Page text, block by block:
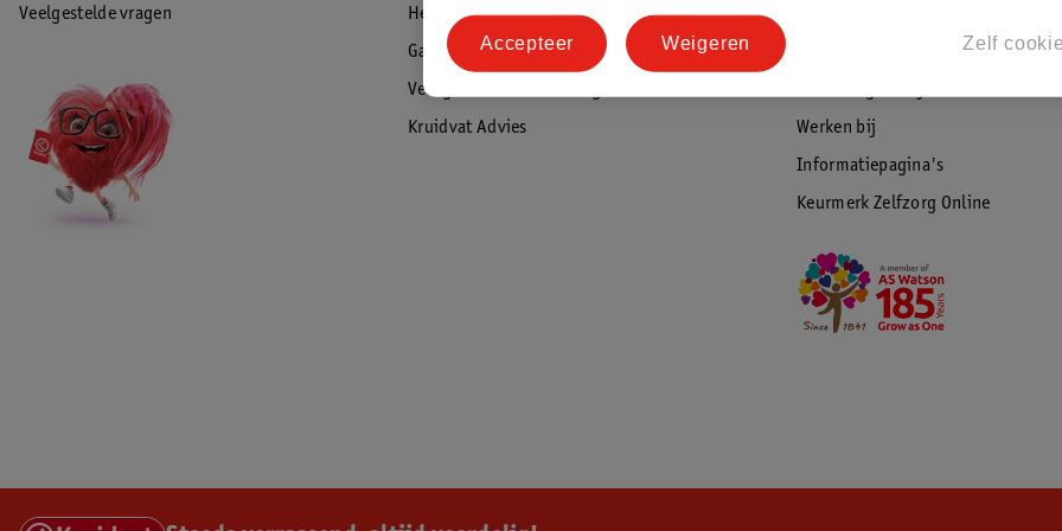
Veelgestelde vragen
Herroepen & retourneren
Garantie
Veiligheidswaarschuwingen
Kruidvat Advies
Werken bij
Informatiepagina's
Keurmerk Zelfzorg Online
Zelf
Weigeren
Accepteer